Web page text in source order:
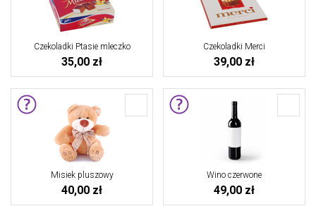
Czekoladki Ptasie mleczko
35,00 zł
Czekoladki Merci
39,00 zł
Misiek pluszowy
40,00 zł
Wino czerwone
49,00 zł